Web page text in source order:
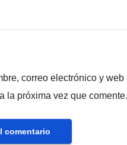
correo electrónico y web
la próxima vez que comente.